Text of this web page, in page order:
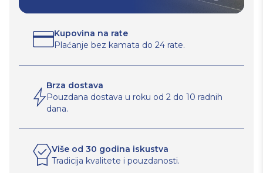
Kupovina na rate
Plaćanje bez kamata do 24 rate.
Brza dostava
Pouzdana dostava u roku od 2 do 10 radnih
dana.
Više od 30 godina iskustva
Tradicija kvalitete i pouzdanosti.